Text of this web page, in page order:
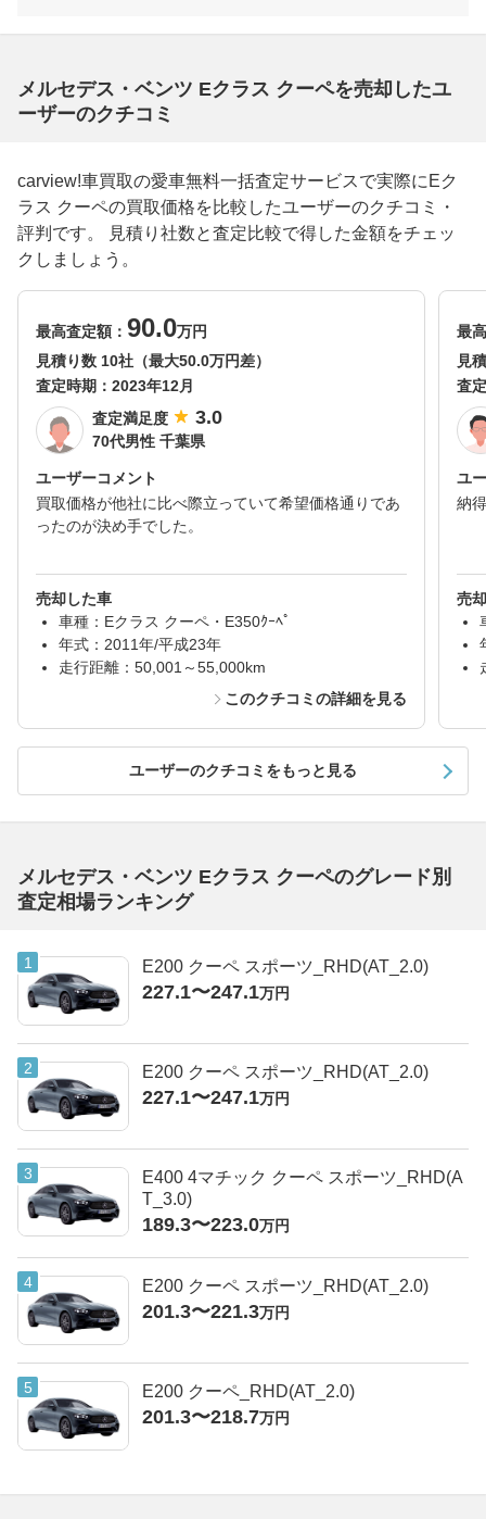
メルセデス・ベンツ Eクラス クーペを売却したユ
ーザーのクチコミ
carview!車買取の愛車無料一括査定サービスで実際にEク
ラス クーペの買取価格を比較したユーザーのクチコミ・
評判です。 見積り社数と査定比較で得した金額をチェッ
クしましょう。
最高査定額： 90.0万円
見積り数 10社（最大50.0万円差）
査定時期： 2023年12月
査定満足度
3.0
70代男性 千葉県
ユーザーコメント
買取価格が他社に比べ際立っていて希望価格通りであ
ったのが決め手でした。
売却した車
車種：Eクラス クーペ・E350ｸｰﾍﾟ
年式：2011年/平成23年
走行距離：50,001～55,000km
このクチコミの詳細を見る
最
見
査
ユ
納
売
ユーザーのクチコミをもっと見る
メルセデス・ベンツ Eクラス クーペのグレード別
査定相場ランキング
E200 クーペ スポーツ_RHD(AT_2.0)
227.1〜247.1万円
E200 クーペ スポーツ_RHD(AT_2.0)
227.1〜247.1万円
E400 4マチック クーペ スポーツ_RHD(A
T_3.0)
189.3〜223.0万円
E200 クーペ スポーツ_RHD(AT_2.0)
201.3〜221.3万円
E200 クーペ_RHD(AT_2.0)
201.3〜218.7万円